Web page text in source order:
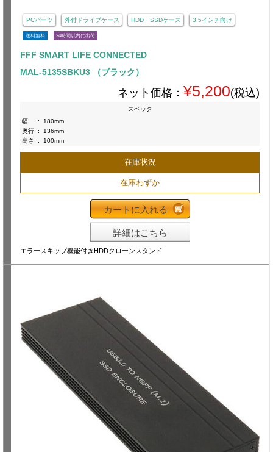
PCパーツ 外付ドライブケース HDD・SSDケース 3.5インチ向け
送料無料 24時間以内に出荷
FFF SMART LIFE CONNECTED
MAL-5135SBKU3 （ブラック）
ネット価格： ¥5,200(税込)
スペック
幅
:
180mm
奥行 :
136mm
高さ
: 100mm
在庫状況
在庫わずか
カートに入れる
詳細はこちら
エラースキップ機能付きHDDクローンスタンド